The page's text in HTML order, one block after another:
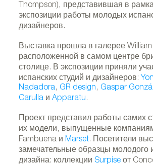
Thompson), представившая в
экспозиции работы молодых
дизайнеров.
Выставка прошла в галерее William
расположенной в самом центре
столице. В экспозиции приняли
испанских студий и дизайнеров:
Nadadora, GR design, Gaspar
Carulla иApparatu.
Проект представил работы самих
их модели, выпущенные
Fambuena иMarset. Посетители
замечательные образцы молодого
дизайна: коллекции Surpise от